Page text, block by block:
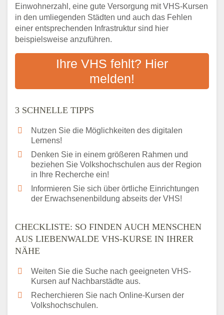
Online-Kurse: Alternative Angebote zum
VHS-Kurs
Vor- und Nachteile von Online-Kursen
Checkliste: Darauf kommt es bei
Bildungsangeboten an
Das bundesweite Volkshochschulwesen
Einwohnerzahl, eine gute Versorgung mit VHS-Kursen
in den umliegenden Städten und auch das Fehlen
einer entsprechenden Infrastruktur sind hier
beispielsweise anzuführen.
Ihre VHS fehlt? Hier
melden!
3 SCHNELLE TIPPS
Nutzen Sie die Möglichkeiten des digitalen
Lernens!
Denken Sie in einem größeren Rahmen und
beziehen Sie Volkshochschulen aus der Region
in Ihre Recherche ein!
Informieren Sie sich über örtliche Einrichtungen
der Erwachsenenbildung abseits der VHS!
CHECKLISTE: SO FINDEN AUCH MENSCHEN
AUS LIEBENWALDE VHS-KURSE IN IHRER
NÄHE
Weiten Sie die Suche nach geeigneten VHS-
Kursen auf Nachbarstädte aus.
Recherchieren Sie nach Online-Kursen der
Volkshochschulen.